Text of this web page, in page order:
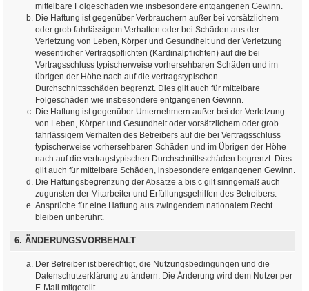
mittelbare Folgeschäden wie insbesondere entgangenen Gewinn.
Die Haftung ist gegenüber Verbrauchern außer bei vorsätzlichem
oder grob fahrlässigem Verhalten oder bei Schäden aus der
Verletzung von Leben, Körper und Gesundheit und der Verletzung
wesentlicher Vertragspflichten (Kardinalpflichten) auf die bei
Vertragsschluss typischerweise vorhersehbaren Schäden und im
übrigen der Höhe nach auf die vertragstypischen
Durchschnittsschäden begrenzt. Dies gilt auch für mittelbare
Folgeschäden wie insbesondere entgangenen Gewinn.
Die Haftung ist gegenüber Unternehmern außer bei der Verletzung
von Leben, Körper und Gesundheit oder vorsätzlichem oder grob
fahrlässigem Verhalten des Betreibers auf die bei Vertragsschluss
typischerweise vorhersehbaren Schäden und im Übrigen der Höhe
nach auf die vertragstypischen Durchschnittsschäden begrenzt. Dies
gilt auch für mittelbare Schäden, insbesondere entgangenen Gewinn.
Die Haftungsbegrenzung der Absätze a bis c gilt sinngemäß auch
zugunsten der Mitarbeiter und Erfüllungsgehilfen des Betreibers.
Ansprüche für eine Haftung aus zwingendem nationalem Recht
bleiben unberührt.
6. ÄNDERUNGSVORBEHALT
Der Betreiber ist berechtigt, die Nutzungsbedingungen und die
Datenschutzerklärung zu ändern. Die Änderung wird dem Nutzer per
E-Mail mitgeteilt.